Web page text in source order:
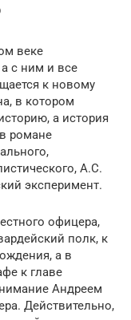
веке
с ним и все
к новому
в котором
а история
романе
А.С.
эксперимент.
офицера,
полк, к
а в
к главе
Андреем
Действительно,